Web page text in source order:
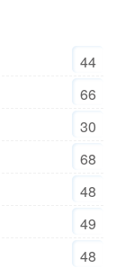
44
66
30
68
48
49
48